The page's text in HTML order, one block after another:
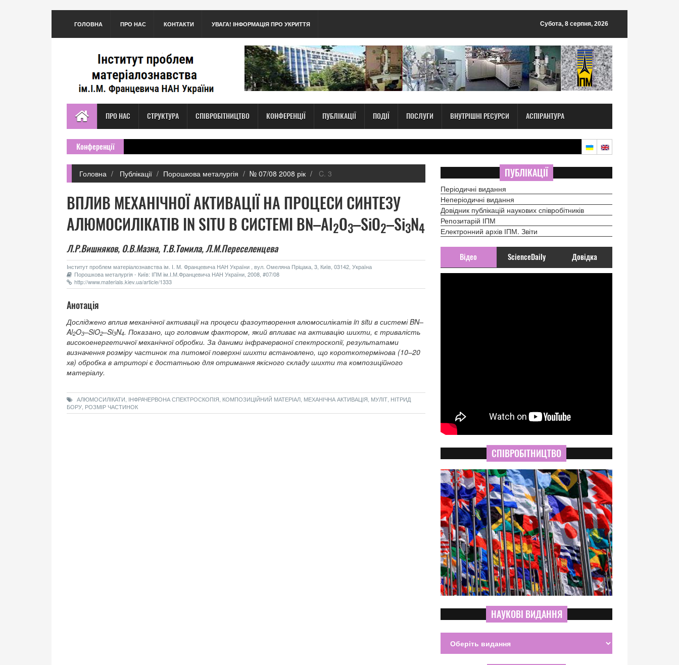
ГОЛОВНА ПРО НАС КОНТАКТИ УВАГА! ІНФОРМАЦІЯ ПРО УКРИТТЯ Субота, 8 серпня, 2026
ПРО НАС СТРУКТУРА СПІВРОБІТНИЦТВО КОНФЕРЕНЦІЇ ПУБЛІКАЦІЇ ПОДІЇ ПОСЛУГИ ВНУТРІШНІ РЕСУРСИ АСПІРАНТУРА
Конференції
Головна Публікації Порошкова металургія № 07/08 2008 рік C. 3
ВПЛИВ МЕХАНІЧНОЇ АКТИВАЦІЇ НА ПРОЦЕСИ СИНТЕЗУ
АЛЮМОСИЛІКАТІВ IN SITU В СИСТЕМІ BN–Al2O3–SiO2–Si3N4
Л.Р.Вишняков, О.В.Мазна, Т.В.Томила,Л.М.Переселенцева
Інститут проблем матеріалознавства ім. І. М. Францевича НАН України , вул. Омеляна Пріцака, 3, Київ, 03142, Україна
Порошкова металургія - Київ: ІПМ ім.І.М.Францевича НАН України, 2008, #07/08
http://www.materials.kiev.ua/article/1333
Анотація
Досліджено вплив механічної активації на процеси фазоутворення алюмосилікатів in situ в системі BN–
Al2O3–SiO2–Si3N4. Показано, що головним фактором, який впливає на активацію шихти, є тривалість
високоенергетичної механічної обробки. За даними інфрачервоної спектроскопії, результатами
визначення розміру частинок та питомої поверхні шихти встановлено, що короткотермінова (10–20
хв) обробка в атриторі є достатньою для отримання якісного складу шихти та композиційного
матеріалу.
АЛЮМОСИЛІКАТИ, ІНФРАЧЕРВОНА СПЕКТРОСКОПІЯ, КОМПОЗИЦІЙНИЙ МАТЕРІАЛ, МЕХАНІЧНА АКТИВАЦІЯ, МУЛІТ, НІТРИД
БОРУ, РОЗМІР ЧАСТИНОК
ПУБЛІКАЦІЇ
Періодичні видання
Неперіодичні видання
Довідник публікацій наукових співробітників
Репозитарій ІПМ
Електронний архів ІПМ. Звіти
Відео ScienceDaily Довідка
СПІВРОБІТНИЦТВО
НАУКОВІ ВИДАННЯ